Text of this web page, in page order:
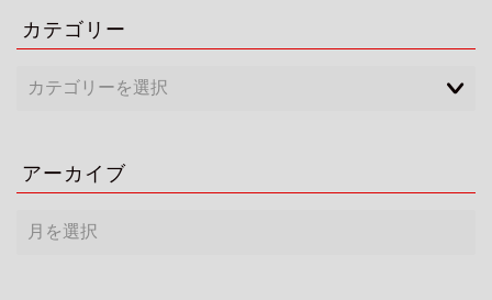
カテゴリー
アーカイブ
ー